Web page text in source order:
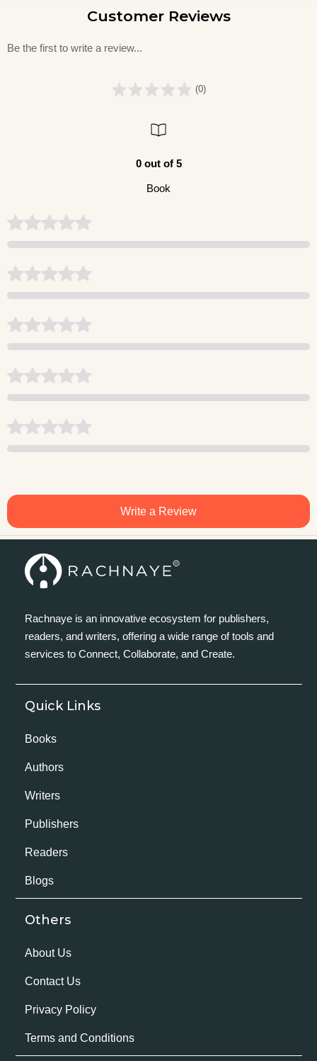
Customer Reviews
Be the first to write a review...
(0)
0 out of 5
Book
Write a Review
Rachnaye is an innovative ecosystem for publishers,
readers, and writers, offering a wide range of tools and
services to Connect, Collaborate, and Create.
Quick Links
Books
Authors
Writers
Publishers
Readers
Blogs
Others
About Us
Contact Us
Privacy Policy
Terms and Conditions